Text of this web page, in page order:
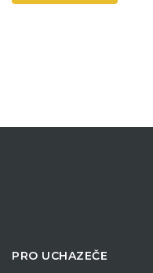
PRO UCHAZEČE